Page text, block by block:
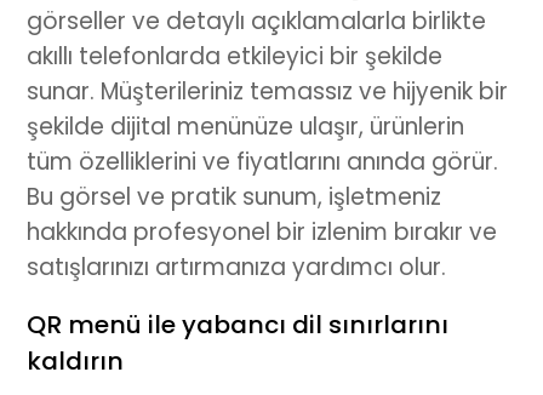
görseller ve detaylı açıklamalarla birlikte
akıllı telefonlarda etkileyici bir şekilde
sunar. Müşterileriniz temassız ve hijyenik bir
şekilde dijital menünüze ulaşır, ürünlerin
tüm özelliklerini ve fiyatlarını anında görür.
Bu görsel ve pratik sunum, işletmeniz
hakkında profesyonel bir izlenim bırakır ve
satışlarınızı artırmanıza yardımcı olur.
QR menü ile yabancı dil sınırlarını
kaldırın